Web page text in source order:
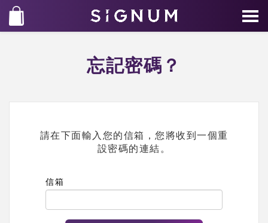
忘記密碼？
請在下面輸入您的信箱，您將收到一個重
設密碼的連結。
信箱